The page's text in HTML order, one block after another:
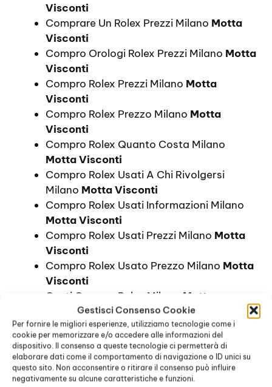
Gestisci Consenso Cookie
Per fornire le migliori esperienze, utilizziamo tecnologie come i
cookie per memorizzare e/o accedere alle informazioni del
dispositivo. Il consenso a queste tecnologie ci permetterà di
elaborare dati come il comportamento di navigazione o ID unici su
questo sito. Non acconsentire o ritirare il consenso può influire
negativamente su alcune caratteristiche e funzioni.
Visconti
Comprare Un Rolex Prezzi Milano Motta
Visconti
Compro Orologi Rolex Prezzi Milano Motta
Visconti
Compro Rolex Prezzi Milano Motta
Visconti
Compro Rolex Prezzo Milano Motta
Visconti
Compro Rolex Quanto Costa Milano
Motta Visconti
Compro Rolex Usati A Chi Rivolgersi
Milano Motta Visconti
Compro Rolex Usati Informazioni Milano
Motta Visconti
Compro Rolex Usati Prezzi Milano Motta
Visconti
Compro Rolex Usato Prezzo Milano Motta
Visconti
Costi Compro Rolex Milano Motta
Visconti
Costo Compro Rolex MilanoMotta
Visconti
Dove Comprare Rolex Prezzi MilanoMotta
Visconti